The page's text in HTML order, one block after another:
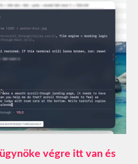
végre itt van és